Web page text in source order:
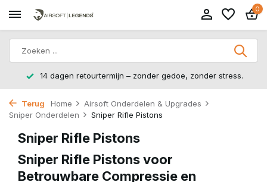
0
14 dagen retourtermijn – zonder gedoe, zonder stress.
Terug Home
Airsoft Onderdelen & Upgrades
Sniper Onderdelen
Sniper Rifle Pistons
Sniper Rifle Pistons
Sniper Rifle Pistons voor
Betrouwbare Compressie en